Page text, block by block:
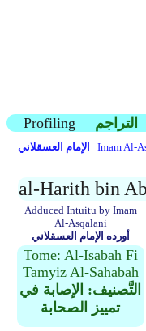
Profiling التراجم
الإمام العسقلاني Imam Al-
al-Harith bin
Adduced Intuitu by Imam
Al-Asqalani
أورده الإمام العسقلاني
Tome: Al-Isabah Fi
Tamyiz Al-Sahabah
التَّصنيف: الإصابة في
تمييز الصحابة